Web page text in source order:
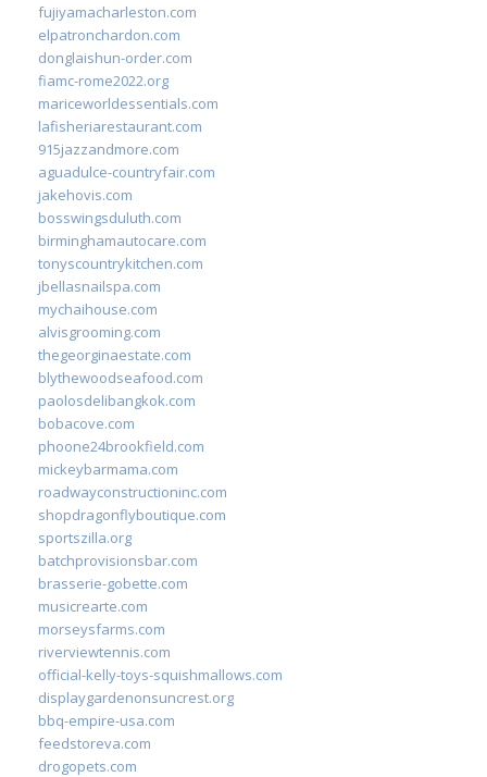
fujiyamacharleston.com
elpatronchardon.com
donglaishun-order.com
fiamc-rome2022.org
mariceworldessentials.com
lafisheriarestaurant.com
915jazzandmore.com
aguadulce-countryfair.com
jakehovis.com
bosswingsduluth.com
birminghamautocare.com
tonyscountrykitchen.com
jbellasnailspa.com
mychaihouse.com
alvisgrooming.com
thegeorginaestate.com
blythewoodseafood.com
paolosdelibangkok.com
bobacove.com
phoone24brookfield.com
mickeybarmama.com
roadwayconstructioninc.com
shopdragonflyboutique.com
sportszilla.org
batchprovisionsbar.com
brasserie-gobette.com
musicrearte.com
morseysfarms.com
riverviewtennis.com
official-kelly-toys-squishmallows.com
displaygardenonsuncrest.org
bbq-empire-usa.com
feedstoreva.com
drogopets.com